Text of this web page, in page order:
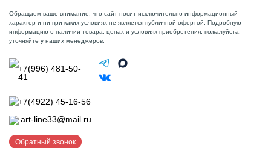
Обращаем ваше внимание, что сайт носит исключительно информационный
характер и ни при каких условиях не является публичной офертой. Подробную
информацию о наличии товара, ценах и условиях приобретения, пожалуйста,
уточняйте у наших менеджеров.
+7(996) 481-50-
41
+7(4922) 45-16-56
art-line33@mail.ru
Обратный звонок